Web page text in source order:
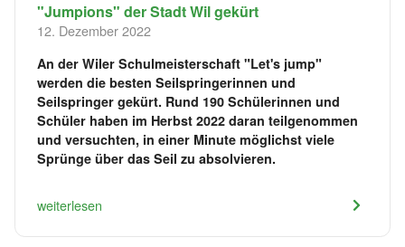
"Jumpions" der Stadt Wil gekürt
12. Dezember 2022
An der Wiler Schulmeisterschaft "Let's jump"
werden die besten Seilspringerinnen und
Seilspringer gekürt. Rund 190 Schülerinnen und
Schüler haben im Herbst 2022 daran teilgenommen
und versuchten, in einer Minute möglichst viele
Sprünge über das Seil zu absolvieren.
weiterlesen